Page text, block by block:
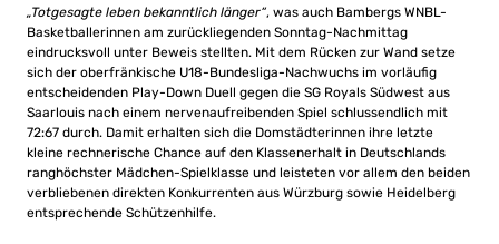
„Totgesagte leben bekanntlich länger“, was auch Bambergs WNBL-
Basketballerinnen am zurückliegenden Sonntag-Nachmittag
eindrucksvoll unter Beweis stellten. Mit dem Rücken zur Wand setze
sich der oberfränkische U18-Bundesliga-Nachwuchs im vorläufig
entscheidenden Play-Down Duell gegen die SG Royals Südwest aus
Saarlouis nach einem nervenaufreibenden Spiel schlussendlich mit
72:67 durch. Damit erhalten sich die Domstädterinnen ihre letzte
kleine rechnerische Chance auf den Klassenerhalt in Deutschlands
ranghöchster Mädchen-Spielklasse und leisteten vor allem den beiden
verbliebenen direkten Konkurrenten aus Würzburg sowie Heidelberg
entsprechende Schützenhilfe.